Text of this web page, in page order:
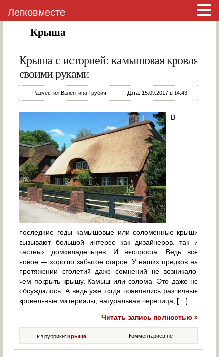
Крыша
Крыша с историей: камышовая кровля
своими руками
Разместил Валентина Трубич Дата: 15.09.2017 в 14:43
В
последние годы камышовые или соломенные крыши
вызывают большой интерес как дизайнеров, так и
частных домовладельцев. И неспроста. Ведь всё
новое — хорошо забытое старое. У наших предков на
протяжении столетий даже сомнений не возникало,
чем покрыть крышу. Камыш или солома. Это даже не
обсуждалось. А ведь уже тогда появлялись различные
кровельные материалы, натуральная черепица, […]
Читать запись полностью »
Комментариев нет
Из рубрики:Крыша
Легковместе